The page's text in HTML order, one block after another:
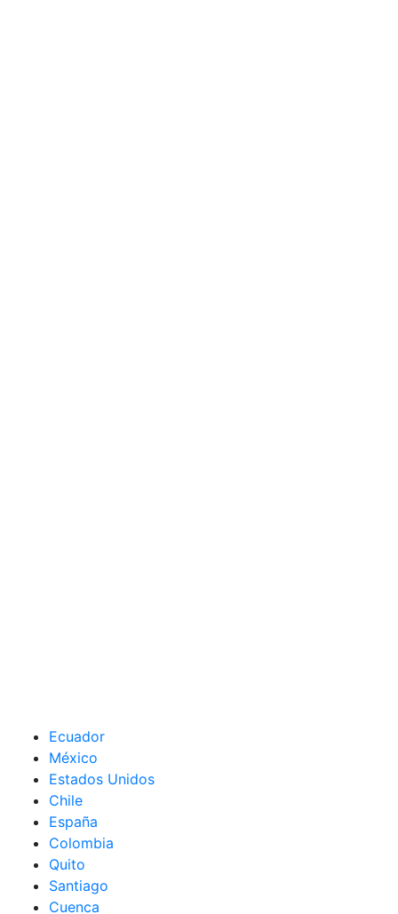
Ecuador
México
Estados Unidos
Chile
España
Colombia
Quito
Santiago
Cuenca